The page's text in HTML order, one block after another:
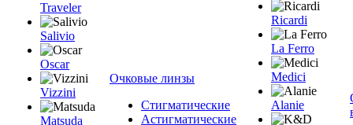
Traveler
Salivio
Oscar
Vizzini
Matsuda
Очковые линзы
Стигматические
Астигматические
Ricardi
La Ferro
Medici
Alanie